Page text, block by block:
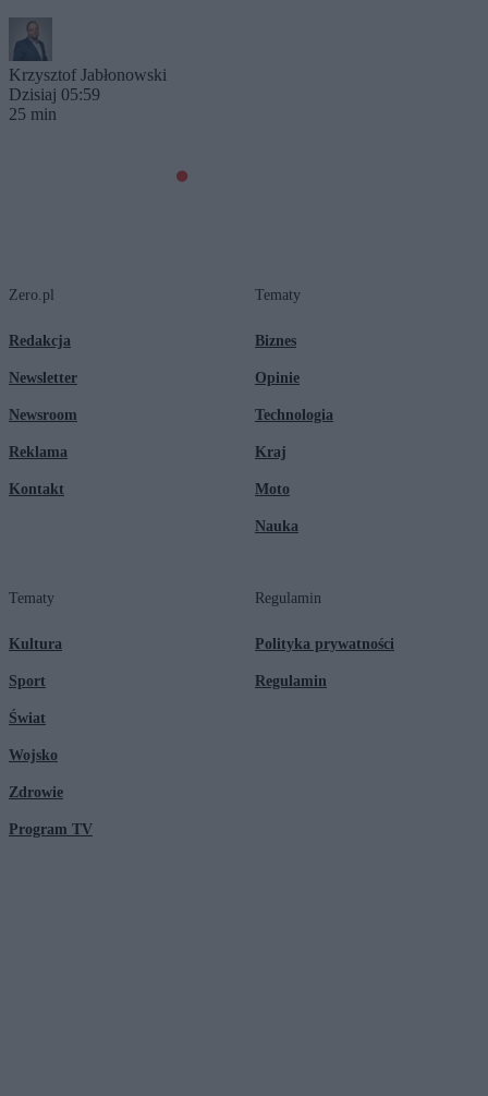
Krzysztof Jabłonowski
Dzisiaj 05:59
25 min
Zero.pl
Redakcja
Newsletter
Newsroom
Reklama
Kontakt
Tematy
Biznes
Opinie
Technologia
Kraj
Moto
Nauka
Tematy
Kultura
Sport
Świat
Wojsko
Zdrowie
Program TV
Regulamin
Polityka prywatności
Regulamin